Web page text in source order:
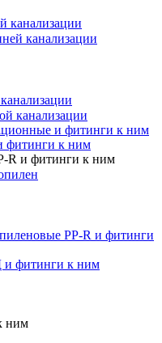
канализации
канализации
канализации
и фитинги к ним
фитинги к ним
R и фитинги к ним
PP-R и фитинги
фитинги к ним
ним